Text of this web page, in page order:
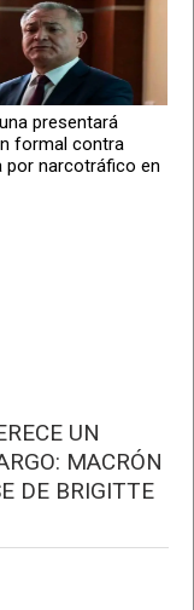
presentará
formal contra
por narcotráfico en
UN
MACRÓN
DE BRIGITTE